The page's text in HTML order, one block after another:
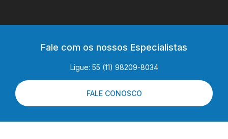
Fale com os nossos Especialistas
Ligue: 55 (11) 98209-8034
FALE CONOSCO